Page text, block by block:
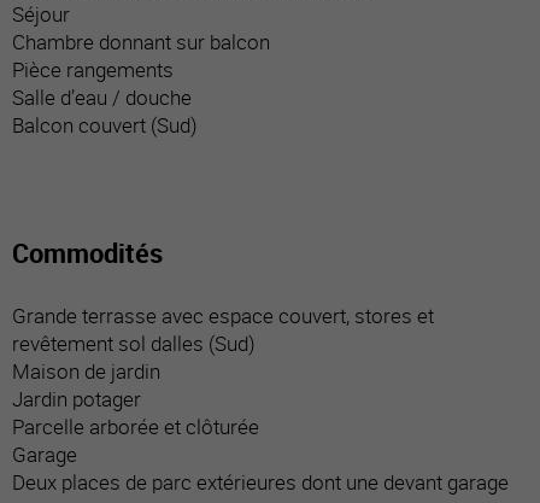
Séjour
Chambre donnant sur balcon
Pièce rangements
Salle d’eau / douche
Balcon couvert (Sud)
Commodités
Grande terrasse avec espace couvert, stores et
revêtement sol dalles (Sud)
Maison de jardin
Jardin potager
Parcelle arborée et clôturée
Garage
Deux places de parc extérieures dont une devant garage